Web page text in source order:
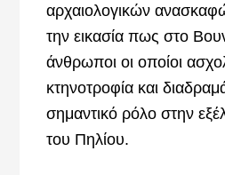
αρχαιολογικών
την εικασία πως στο
άνθρωποι οι οποίοι
κτηνοτροφία και
σημαντικό ρόλο στην
του Πηλίου.